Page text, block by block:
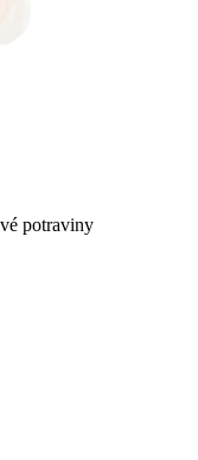
potraviny